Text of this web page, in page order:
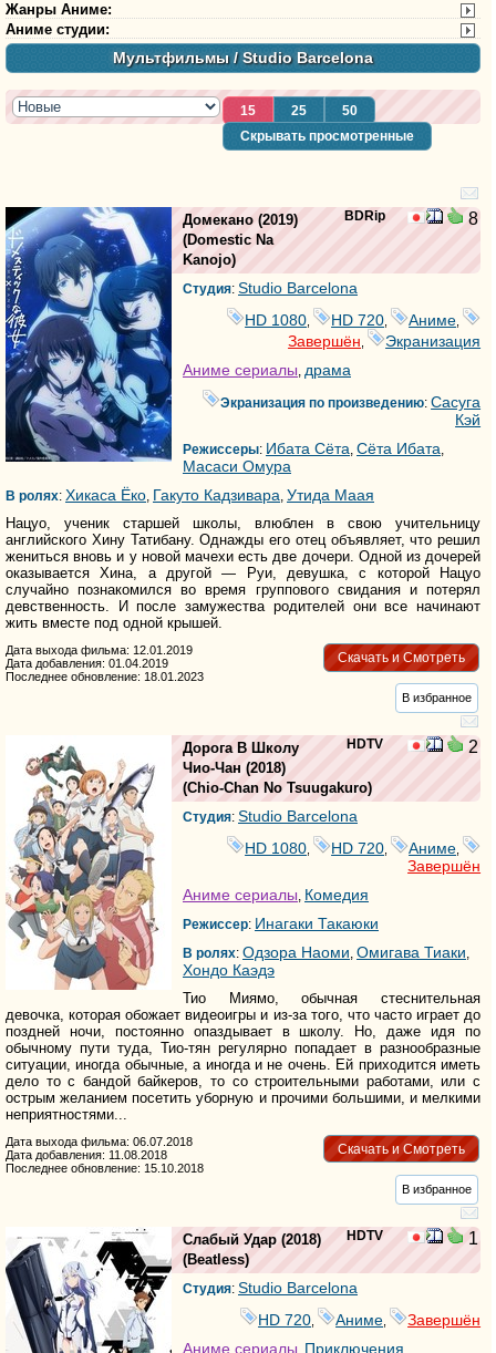
Жанры Аниме:
Аниме студии:
Мультфильмы/ Studio Barcelona
15 25
50
Скрывать просмотренные
BDRip 8
Домекано (2019)
(Domestic Na
Kanojo)
Студия: Studio Barcelona
HD 1080
HD 720 Аниме
Завершён
Экранизация
Аниме сериалы, драма
Экранизация по произведению:Сасуга
Кэй
Режиссеры: Ибата Сёта, Сёта Ибата,
Масаси Омура
В ролях: Хикаса Ёко, Гакуто Кадзивара, Утида Маая
Нацуо, ученик старшей школы, влюблен в свою учительницу
английского Хину Татибану. Однажды его отец объявляет, что решил
жениться вновь и у новой мачехи есть две дочери. Одной из дочерей
оказывается Хина, а другой — Руи, девушка, с которой Нацуо
случайно познакомился во время группового свидания и потерял
девственность. И после замужества родителей они все начинают
жить вместе под одной крышей.
Скачать и Смотреть
Дата выхода фильма: 12.01.2019
Дата добавления: 01.04.2019
Последнее обновление: 18.01.2023
В избранное
HDTV 2
Дорога В Школу
Чио-Чан (2018)
(Chio-Chan No Tsuugakuro)
Студия: Studio Barcelona
HD 1080
HD 720 Аниме
Завершён
Аниме сериалы, Комедия
Режиссер: Инагаки Такаюки
В ролях: Одзора Наоми, Омигава Тиаки,
Хондо Каэдэ
Тио Миямо, обычная стеснительная
девочка, которая обожает видеоигры и из-за того, что часто играет до
поздней ночи, постоянно опаздывает в школу. Но, даже идя по
обычному пути туда, Тио-тян регулярно попадает в разнообразные
ситуации, иногда обычные, а иногда и не очень. Ей приходится иметь
дело то с бандой байкеров, то со строительными работами, или с
острым желанием посетить уборную и прочими большими, и мелкими
неприятностями...
Скачать и Смотреть
Дата выхода фильма: 06.07.2018
Дата добавления: 11.08.2018
Последнее обновление: 15.10.2018
В избранное
HDTV 1
Слабый Удар (2018)
(Beatless)
Студия: Studio Barcelona
HD 720
Аниме
Завершён
Аниме сериалы Приключения